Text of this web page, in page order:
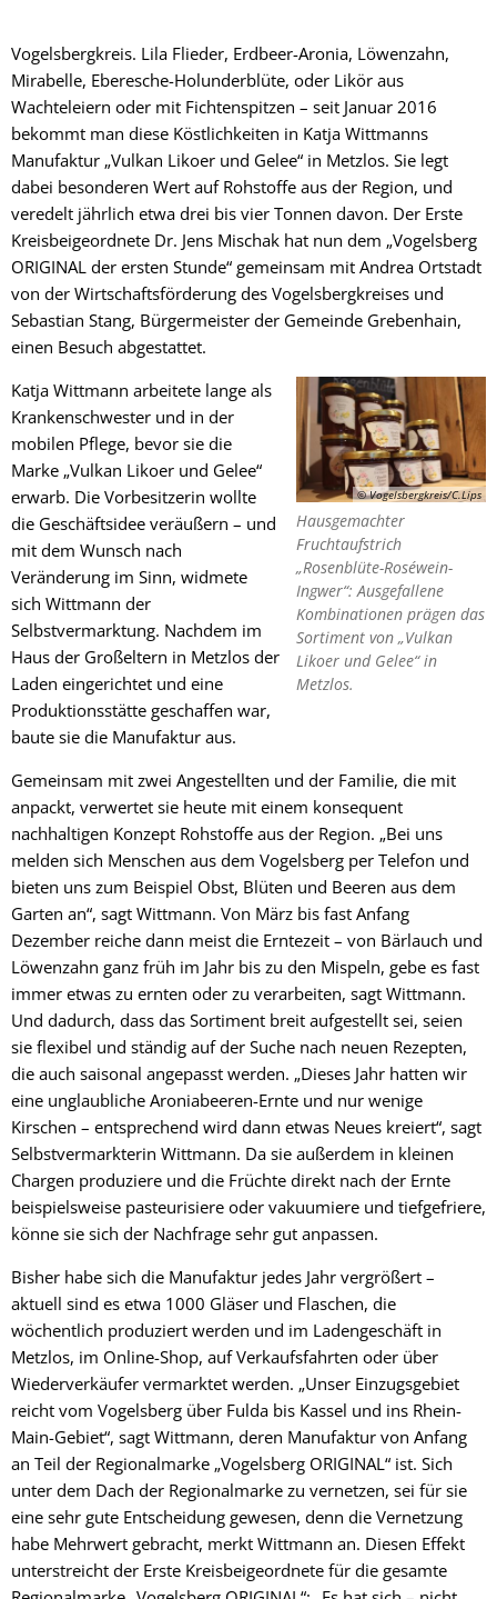
Vogelsbergkreis. Lila Flieder, Erdbeer-Aronia, Löwenzahn,
Mirabelle, Eberesche-Holunderblüte, oder Likör aus
Wachteleiern oder mit Fichtenspitzen – seit Januar 2016
bekommt man diese Köstlichkeiten in Katja Wittmanns
Manufaktur „Vulkan Likoer und Gelee“ in Metzlos. Sie legt
dabei besonderen Wert auf Rohstoffe aus der Region, und
veredelt jährlich etwa drei bis vier Tonnen davon. Der Erste
Kreisbeigeordnete Dr. Jens Mischak hat nun dem „Vogelsberg
ORIGINAL der ersten Stunde“ gemeinsam mit Andrea Ortstadt
von der Wirtschaftsförderung des Vogelsbergkreises und
Sebastian Stang, Bürgermeister der Gemeinde Grebenhain,
einen Besuch abgestattet.
© Vogelsbergkreis/C.Lips
Hausgemachter
Fruchtaufstrich
„Rosenblüte-Roséwein-
Ingwer“: Ausgefallene
Kombinationen prägen das
Sortiment von „Vulkan
Likoer und Gelee“ in
Metzlos.
Katja Wittmann arbeitete lange als
Krankenschwester und in der
mobilen Pflege, bevor sie die
Marke „Vulkan Likoer und Gelee“
erwarb. Die Vorbesitzerin wollte
die Geschäftsidee veräußern – und
mit dem Wunsch nach
Veränderung im Sinn, widmete
sich Wittmann der
Selbstvermarktung. Nachdem im
Haus der Großeltern in Metzlos der
Laden eingerichtet und eine
Produktionsstätte geschaffen war,
baute sie die Manufaktur aus.
Gemeinsam mit zwei Angestellten und der Familie, die mit
anpackt, verwertet sie heute mit einem konsequent
nachhaltigen Konzept Rohstoffe aus der Region. „Bei uns
melden sich Menschen aus dem Vogelsberg per Telefon und
bieten uns zum Beispiel Obst, Blüten und Beeren aus dem
Garten an“, sagt Wittmann. Von März bis fast Anfang
Dezember reiche dann meist die Erntezeit – von Bärlauch und
Löwenzahn ganz früh im Jahr bis zu den Mispeln, gebe es fast
immer etwas zu ernten oder zu verarbeiten, sagt Wittmann.
Und dadurch, dass das Sortiment breit aufgestellt sei, seien
sie flexibel und ständig auf der Suche nach neuen Rezepten,
die auch saisonal angepasst werden. „Dieses Jahr hatten wir
eine unglaubliche Aroniabeeren-Ernte und nur wenige
Kirschen – entsprechend wird dann etwas Neues kreiert“, sagt
Selbstvermarkterin Wittmann. Da sie außerdem in kleinen
Chargen produziere und die Früchte direkt nach der Ernte
beispielsweise pasteurisiere oder vakuumiere und tiefgefriere,
könne sie sich der Nachfrage sehr gut anpassen.
Bisher habe sich die Manufaktur jedes Jahr vergrößert –
aktuell sind es etwa 1000 Gläser und Flaschen, die
wöchentlich produziert werden und im Ladengeschäft in
Metzlos, im Online-Shop, auf Verkaufsfahrten oder über
Wiederverkäufer vermarktet werden. „Unser Einzugsgebiet
reicht vom Vogelsberg über Fulda bis Kassel und ins Rhein-
Main-Gebiet“, sagt Wittmann, deren Manufaktur von Anfang
an Teil der Regionalmarke „Vogelsberg ORIGINAL“ ist. Sich
unter dem Dach der Regionalmarke zu vernetzen, sei für sie
eine sehr gute Entscheidung gewesen, denn die Vernetzung
habe Mehrwert gebracht, merkt Wittmann an. Diesen Effekt
unterstreicht der Erste Kreisbeigeordnete für die gesamte